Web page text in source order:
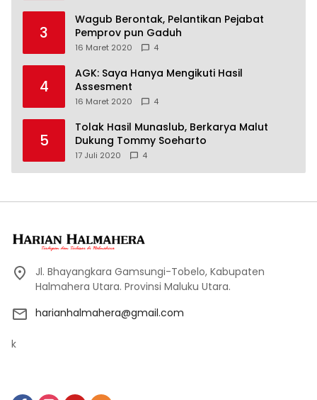
3
Wagub Berontak, Pelantikan Pejabat
Pemprov pun Gaduh
16 Maret 2020 4
4
AGK: Saya Hanya Mengikuti Hasil
Assesment
16 Maret 2020 4
5
Tolak Hasil Munaslub, Berkarya Malut
Dukung Tommy Soeharto
17 Juli 2020 4
Jl. Bhayangkara Gamsungi-Tobelo, Kabupaten
Halmahera Utara. Provinsi Maluku Utara.
harianhalmahera@gmail.com
k